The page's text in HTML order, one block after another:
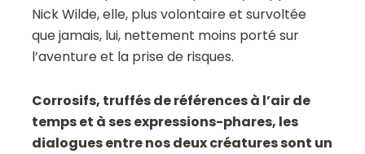
Nick Wilde, elle, plus volontaire et survoltée
que jamais, lui, nettement moins porté sur
l’aventure et la prise de risques.
Corrosifs, truffés de références à l’air de
temps et à ses expressions-phares, les
dialogues entre nos deux créatures sont un